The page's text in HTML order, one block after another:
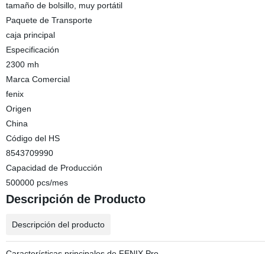
tamaño de bolsillo, muy portátil
Paquete de Transporte
caja principal
Especificación
2300 mh
Marca Comercial
fenix
Origen
China
Código del HS
8543709990
Capacidad de Producción
500000 pcs/mes
Descripción de Producto
Descripción del producto